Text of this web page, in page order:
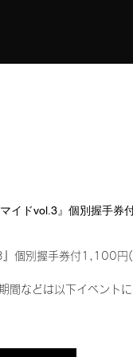
イドvol.3』個別握手券
』個別握手券付1,100円
間などは以下イベント